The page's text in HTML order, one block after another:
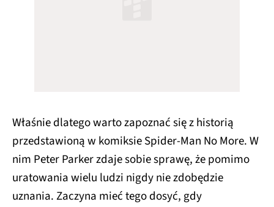
Właśnie dlatego warto zapoznać się z historią
przedstawioną w komiksie Spider-Man No More. W
nim Peter Parker zdaje sobie sprawę, że pomimo
uratowania wielu ludzi nigdy nie zdobędzie
uznania. Zaczyna mieć tego dosyć, gdy